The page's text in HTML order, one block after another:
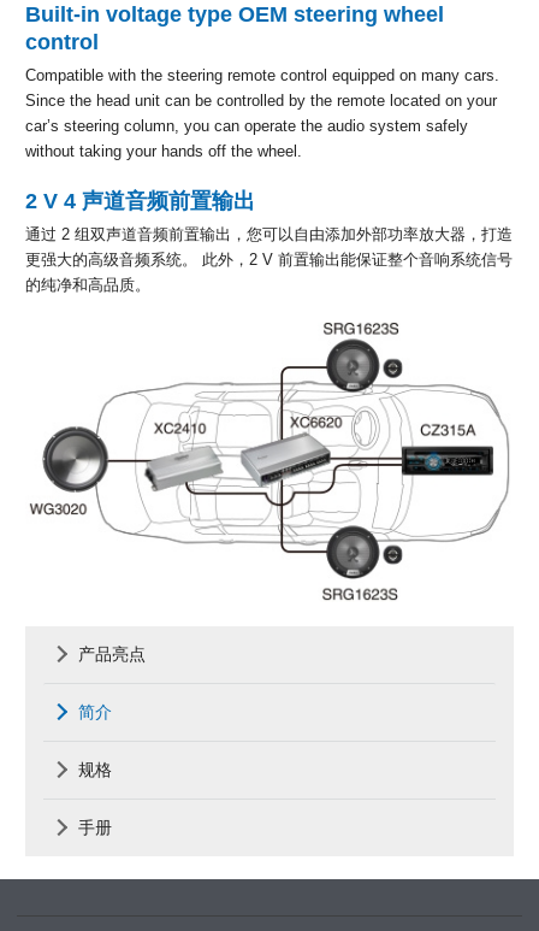
Built-in voltage type OEM steering wheel
control
Compatible with the steering remote control equipped on many cars.
Since the head unit can be controlled by the remote located on your
car’s steering column, you can operate the audio system safely
without taking your hands off the wheel.
2 V 4 声道音频前置输出
通过 2 组双声道音频前置输出，您可以自由添加外部功率放大器，打造
更强大的高级音频系统。 此外，2 V 前置输出能保证整个音响系统信号
的纯净和高品质。
产品亮点
简介
规格
手册